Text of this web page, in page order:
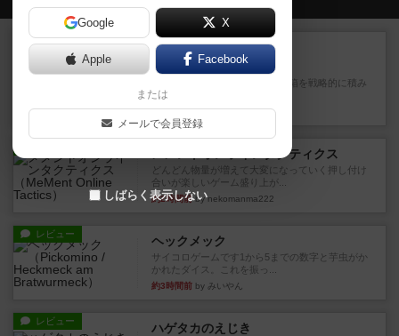
ルール/インスト
マーケットフレッシュ
目的あなたの店先に農産物の木箱を戦略的に積み
重ねて在庫を最大化し、競合...
約1時間前by jurong
メメントオンラインタクティクス
どんどん物量が増えて大変になっていく押し付け
合いが楽しいゲーム盛り上が...
約2時間前by nekomanma222
レビュー ヘックメック
サイコロゲームです1から5までの数字と芋虫がか
かれたダイス。これを振っ...
約3時間前 by みいやん
レビュー ハゲタカのえじき
Google X
Apple Facebook
または
メールで会員登録
しばらく表示しない